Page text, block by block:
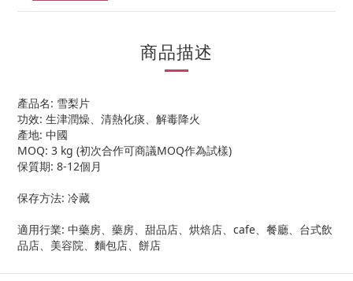
商品描述
產品名: 雪梨片
功效: 生津潤燥、清熱化痰、解毒降火
產地: 中國
MOQ: 3 kg (初次合作可商議MOQ作為試樣)
保質期: 8-12個月
保存方法: 冷藏
適用行業: 中藥房、藥房、甜品店、烘焙店、cafe、餐廳、台式飲
品店、美容院、麵包店、餅店